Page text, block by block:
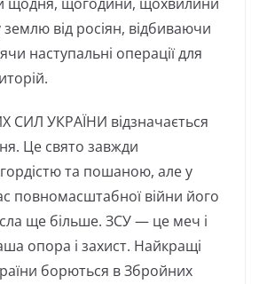
від росіян, відбиваючи
наступальні операції для
УКРАЇНИ відзначається
Це свято завжди
та пошаною, але у
повномасштабної війни його
ще більше. ЗСУ — це меч і
опора і захист. Найкращі
борються в Збройних